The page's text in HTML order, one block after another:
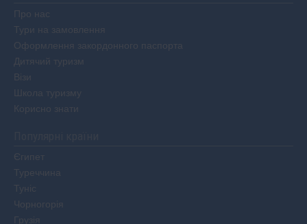
Про нас
Тури на замовлення
Оформлення закордонного паспорта
Дитячий туризм
Візи
Школа туризму
Корисно знати
Єгипет
Туреччина
Туніс
Чорногорія
Грузія